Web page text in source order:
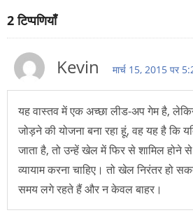
2टिप्पणियाँ
Kevin मार्च 15, 2015 पर
यह वास्तव में एक अच्छा लीड-अप गेम है,
जोड़ने की योजना बना रहा हूं, वह यह है कि
जाता है, तो उन्हें खेल में फिर से शामिल होने
व्यायाम करना चाहिए। तो खेल निरंतर हो
समय लगे रहते हैं और न केवल बाहर।